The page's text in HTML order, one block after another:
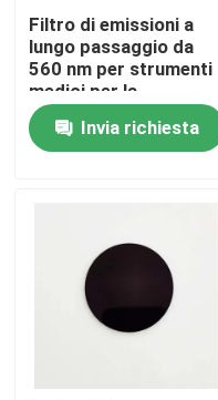
Casa
Prodotti
Video
Fatory Tour
Filtro di emissioni a
lungo passaggio da
560 nm per strumenti
medici per la
deposizione
Invia richiesta